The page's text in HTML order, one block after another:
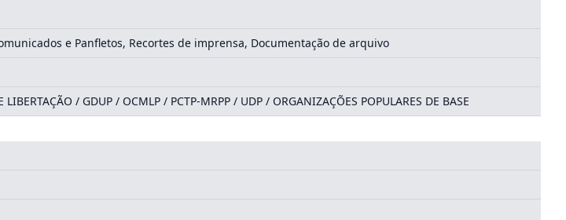
e Panfletos, Recortes de imprensa, Documentação de arquivo
/ GDUP / OCMLP / PCTP-MRPP / UDP / ORGANIZAÇÕES POPULARES DE BASE